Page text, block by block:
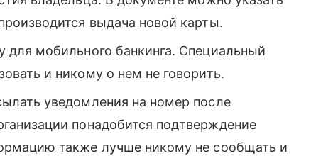
выдача новой карты.
для мобильного банкинга. Специальный
и никому о нем не говорить.
уведомления на номер после
понадобится подтверждение
также лучше никому не сообщать и